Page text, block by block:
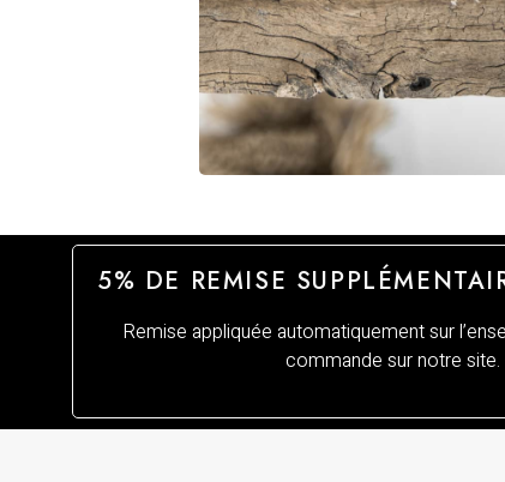
5% DE REMISE
Remise appliquée automatiquement sur
commande sur notre